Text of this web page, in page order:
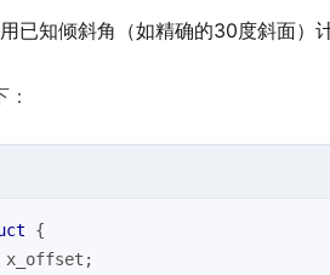
已知倾斜角（如精确的30度斜面）
{
x_offset;